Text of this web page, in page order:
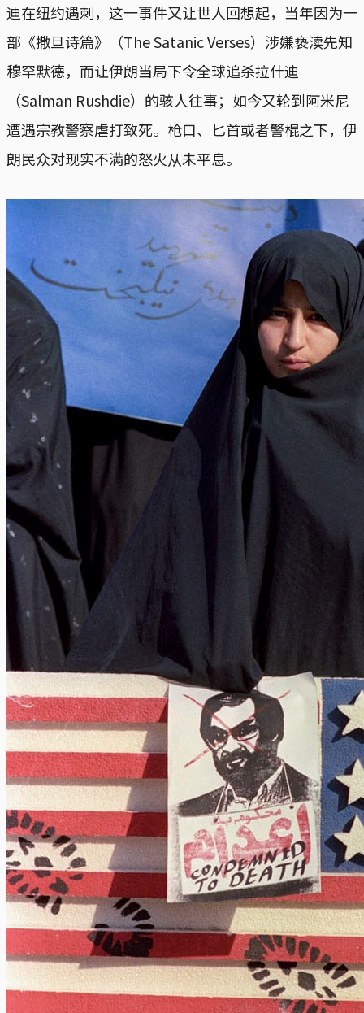
迪在纽约遇刺，这一事件又让世人回想起，当年因为一
部《撒旦诗篇》（The Satanic Verses）涉嫌亵渎先知
穆罕默德，而让伊朗当局下令全球追杀拉什迪
（Salman Rushdie）的骇人往事；如今又轮到阿米尼
遭遇宗教警察虐打致死。枪口、匕首或者警棍之下，伊
朗民众对现实不满的怒火从未平息。